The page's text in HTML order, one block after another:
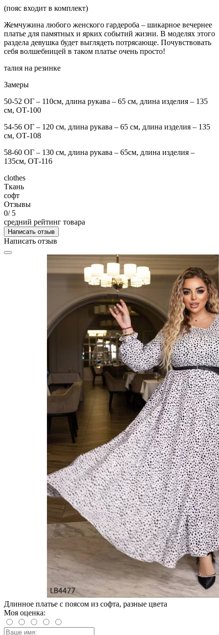
(пояс входит в комплект)
Жемчужина любого женского гардероба – шикарное вечернее
платье для памятных и ярких событий жизни. В моделях этого
раздела девушка будет выглядеть потрясающе. Почувствовать
себя волшебницей в таком платье очень просто!
талия на резинке
Замеры
50-52 ОГ – 110см, длина рукава – 65 см, длина изделия – 135
см, ОТ-100
54-56 ОГ – 120 см, длина рукава – 65 см, длина изделия – 135
см, ОТ-108
58-60 ОГ – 130 см, длина рукава – 65см, длина изделия –
135см, ОТ-116
clothes
Ткань
софт
Отзывы
0/ 5
средний рейтинг товара
Написать отзыв
Написать отзыв
Длинное платье с поясом из софта, разные цвета
Моя оценка: